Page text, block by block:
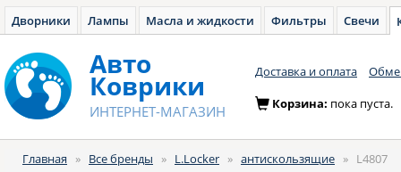
Дворники Лампы Масла и жидкости Фильтры Свечи
Авто
Коврики
ИНТЕРНЕТ-МАГАЗИН
Доставка и оплата
Корзина: пока пуста.
Главная » Все бренды » L.Locker » антискользящие » L4807